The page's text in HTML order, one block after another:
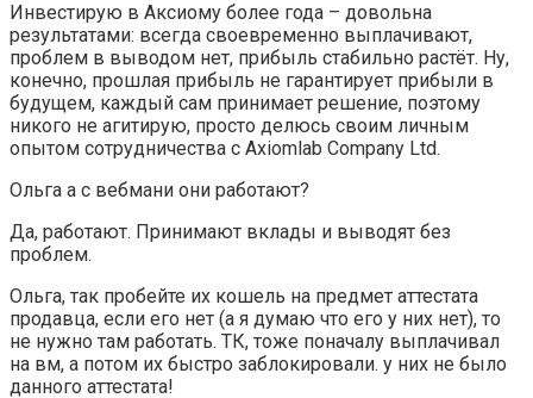
Инвестирую в Аксиому более года – довольна
результатами: всегда своевременно выплачивают,
проблем в выводом нет, прибыль стабильно растёт. Ну,
конечно, прошлая прибыль не гарантирует прибыли в
будущем, каждый сам принимает решение, поэтому
никого не агитирую, просто делюсь своим личным
опытом сотрудничества с Axiomlab Company Ltd.
Ольга а с вебмани они работают?
Да, работают. Принимают вклады и выводят без
проблем.
Ольга, так пробейте их кошель на предмет аттестата
продавца, если его нет (а я думаю что его у них нет), то
не нужно там работать. ТК, тоже поначалу выплачивал
на вм, а потом их быстро заблокировали. у них не было
данного аттестата!